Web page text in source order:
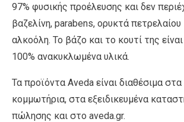
97% φυσικής προέλευσης και δεν
βαζελίνη, parabens, ορυκτά πετρελαίου
αλκοόλη. Το βάζο και το κουτί της
100% ανακυκλωμένα υλικά.
Τα προϊόντα Aveda είναι διαθέσιμα
κομμωτήρια, στα εξειδικευμένα
πώλησης και στο aveda.gr.